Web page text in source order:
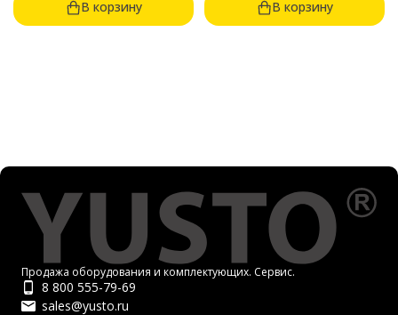
В корзину В корзину
Продажа оборудования и комплектующих. Сервис.
8 800 555-79-69
sales@yusto.ru